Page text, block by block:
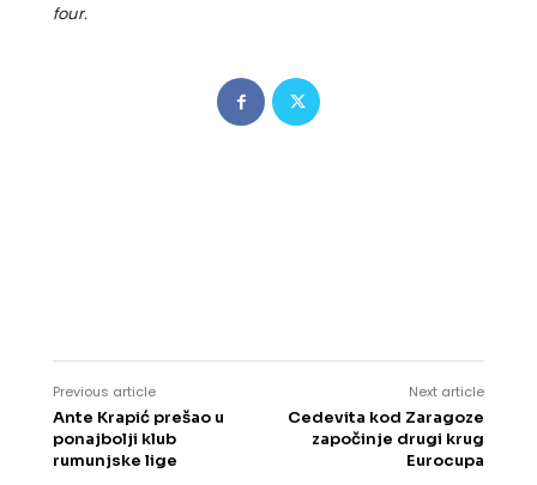
four.
Previous article
Ante Krapić prešao u
ponajbolji klub
rumunjske lige
Next article
Cedevita kod Zaragoze
započinje drugi krug
Eurocupa